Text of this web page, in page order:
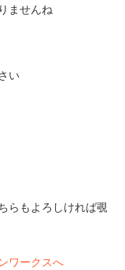
ませんね
い
らもよろしければ覗
ワークスへ